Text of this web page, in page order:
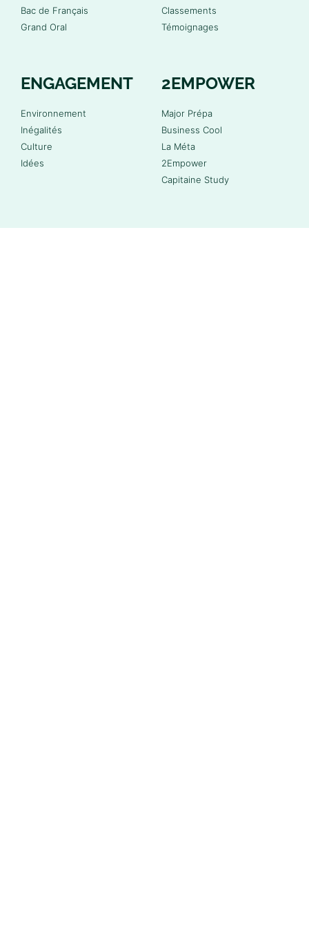
Bac de Français
Grand Oral
Classements
Témoignages
ENGAGEMENT
Environnement
Inégalités
Culture
Idées
2EMPOWER
Major Prépa
Business Cool
La Méta
2Empower
Capitaine Study